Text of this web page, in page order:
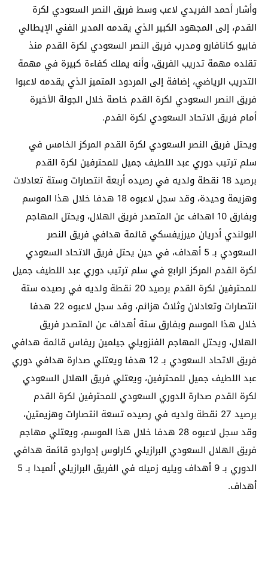
وأشار أحمد الفريدي لاعب وسط فريق النصر السعودي لكرة
القدم، إلى المجهود الكبير الذي يقدمه المدير الفني الإيطالي
فابيو كانافارو ومدرب فريق النصر السعودي لكرة القدم منذ
تقلده مهمة تدريب الفريق، وأنه يملك كفاءة كبيرة في مهمة
التدريب الرياضي، إضافة إلى المردود المتميز الذي يقدمه لاعبوا
فريق النصر السعودي لكرة القدم خاصة خلال الجولة الأخيرة
أمام فريق الاتحاد السعودي لكرة القدم.
ويحتل فريق النصر السعودي لكرة القدم المركز الخامس في
سلم ترتيب دوري عبد اللطيف جميل للمحترفين لكرة القدم
برصيد 18 نقطة ولديه في رصيده أربعة انتصارات وستة تعادلات
وهزيمة وحيدة، وقد سجل لاعبوه 18 هدفا خلال هذا الموسم
وبفارق 10 اهداف عن المتصدر فريق الهلال، ويحتل المهاجم
البولندي أدريان ميرزيفسكي قائمة هدافي فريق النصر
السعودي بـ 5 أهداف، في حين يحتل فريق الاتحاد السعودي
لكرة القدم المركز الرابع في سلم ترتيب دوري عبد اللطيف جميل
للمحترفين لكرة القدم برصيد 20 نقطة ولديه في رصيده ستة
انتصارات وتعادلان وثلاث هزائم، وقد سجل لاعبوه 22 هدفا
خلال هذا الموسم وبفارق ستة أهداف عن المتصدر فريق
الهلال، ويحتل المهاجم الفنزويلي جيلمين ريفاس قائمة هدافي
فريق الاتحاد السعودي بـ 12 هدفا ويعتلي صدارة هدافي دوري
عبد اللطيف جميل للمحترفين، ويعتلي فريق الهلال السعودي
لكرة القدم صدارة الدوري السعودي للمحترفين لكرة القدم
برصيد 27 نقطة ولديه في رصيده تسعة انتصارات وهزيمتين،
وقد سجل لاعبوه 28 هدفا خلال هذا الموسم، ويعتلي مهاجم
فريق الهلال السعودي البرازيلي كارلوس إدواردو قائمة هدافي
الدوري بـ 9 أهداف ويليه زميله في الفريق البرازيلي ألميدا بـ 5
أهداف.